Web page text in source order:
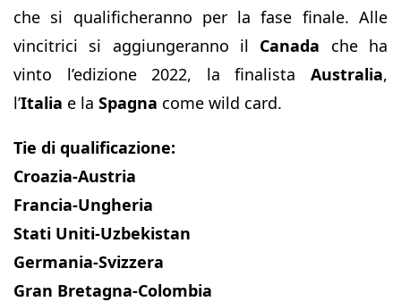
che si qualificheranno per la fase finale. Alle
vincitrici si aggiungeranno il Canada che ha
vinto l’edizione 2022, la finalista Australia,
l’Italia e la Spagna come wild card.
Tie di qualificazione:
Croazia-Austria
Francia-Ungheria
Stati Uniti-Uzbekistan
Germania-Svizzera
Gran Bretagna-Colombia